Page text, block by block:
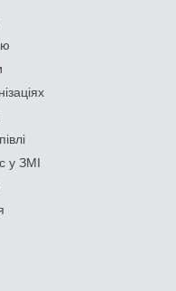
у ЗМІ